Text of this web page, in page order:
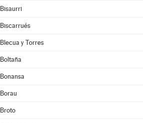
Bisaurri
Biscarrués
Blecua y Torres
Boltaña
Bonansa
Borau
Broto